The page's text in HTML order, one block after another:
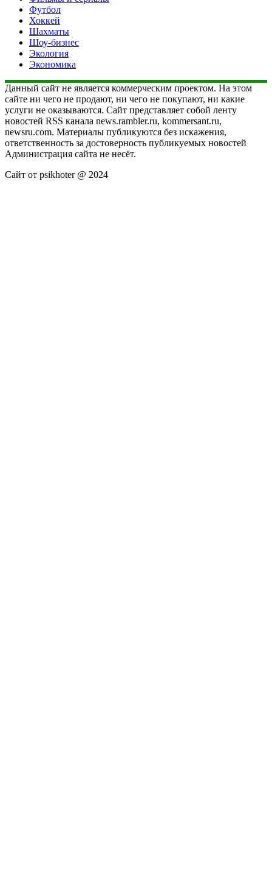
Футбол
Хоккей
Шахматы
Шоу-бизнес
Экология
Экономика
Данный сайт не является коммерческим проектом. На этом
сайте ни чего не продают, ни чего не покупают, ни какие
услуги не оказываются. Сайт представляет собой ленту
новостей RSS канала news.rambler.ru, kommersant.ru,
newsru.com. Материалы публикуются без искажения,
ответственность за достоверность публикуемых новостей
Администрация сайта не несёт.
Сайт от psikhoter @ 2024